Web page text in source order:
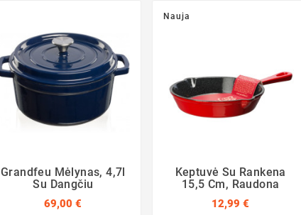
Grandfeu Mėlynas, 4,7l
Su Dangčiu
69,00 €
Nauja
Keptuvė Su Rankena
15,5 Cm, Raudona
12,99 €